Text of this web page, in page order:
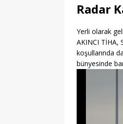
Radar
Yerli olarak
AKINCI TİHA,
koşullarında
bünyesinde